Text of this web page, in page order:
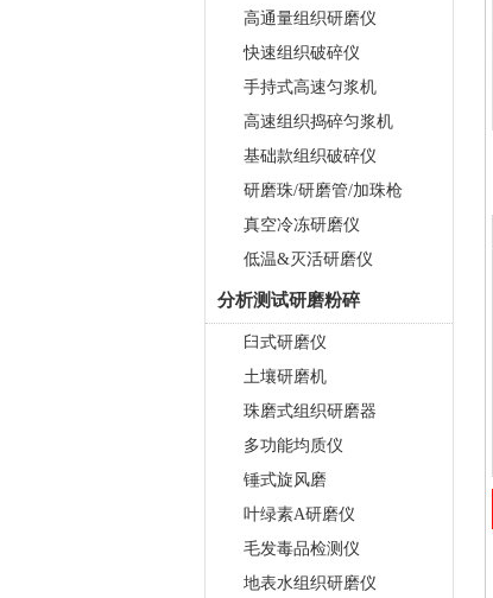
高通量组织研磨仪
快速组织破碎仪
手持式高速匀浆机
高速组织捣碎匀浆机
基础款组织破碎仪
研磨珠/研磨管/加珠枪
真空冷冻研磨仪
低温&灭活研磨仪
分析测试研磨粉碎
臼式研磨仪
土壤研磨机
珠磨式组织研磨器
多功能均质仪
锤式旋风磨
叶绿素A研磨仪
毛发毒品检测仪
地表水组织研磨仪